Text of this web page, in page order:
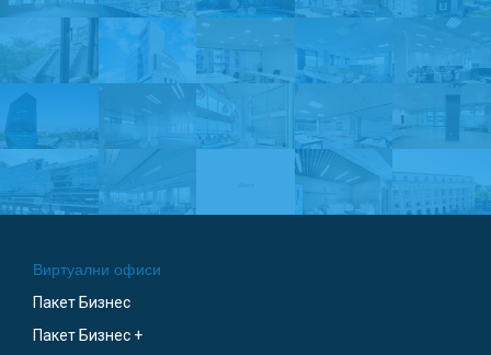
Виртуални офиси
Пакет Бизнес
Пакет Бизнес +